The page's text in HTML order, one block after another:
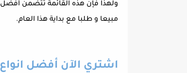
ولهذا فإن هذه القائمة تتضمن أفضل و
مبيعا و طلبا مع بداية هذا العام.
اشتري الآن أفضل انواع